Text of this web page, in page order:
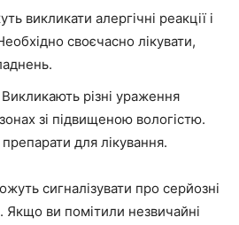
викликати алергічні реакції і
своєчасно лікувати,
Викликають різні ураження
зі підвищеною вологістю.
для лікування.
сигналізувати про серйозні
Якщо ви помітили незвичайні